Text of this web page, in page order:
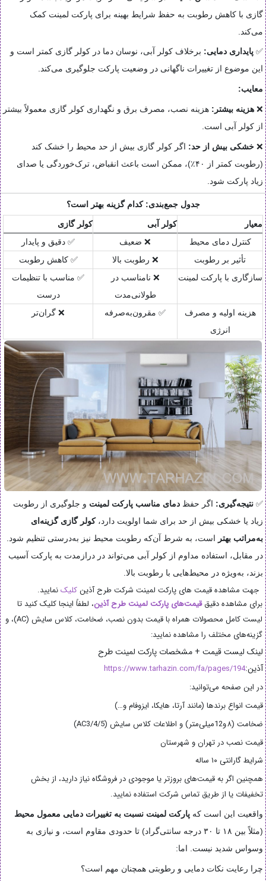
گازی با کاهش رطوبت به حفظ شرایط بهینه برای پارکت لمینت کمک
می‌کند.
✅ پایداری دمایی: برخلاف کولر آبی، نوسان دما در کولر گازی کمتر است و
این موضوع از تغییرات ناگهانی در وضعیت پارکت جلوگیری می‌کند.
معایب:
❌ هزینه بیشتر: هزینه نصب، مصرف برق و نگهداری کولر گازی معمولاً بیشتر
از کولر آبی است.
❌ خشکی بیش از حد: اگر کولر گازی بیش از حد محیط را خشک کند
(رطوبت کمتر از ۴۰٪)، ممکن است باعث انقباض، ترک‌خوردگی یا صدای
زیاد پارکت شود.
جدول جمع‌بندی: کدام گزینه بهتر است؟
معیار کولر آبی
کولر گازی
کنترل دمای محیط
❌ ضعیف
✅ دقیق و پایدار
تأثیر بر رطوبت
❌ رطوبت بالا
✅ کاهش رطوبت
سازگاری با پارکت لمینت
❌ نامناسب در
طولانی‌مدت
✅ مناسب با تنظیمات
درست
هزینه اولیه و مصرف
انرژی
✅ مقرون‌به‌صرفه ❌ گران‌تر
✅ نتیجه‌گیری: اگر حفظ دمای مناسب پارکت لمینت و جلوگیری از رطوبت
زیاد یا خشکی بیش از حد برای شما اولویت دارد،کولر گازی گزینه‌ای
به‌مراتب بهتر است، به شرط آن‌که رطوبت محیط نیز به‌درستی تنظیم شود.
در مقابل، استفاده مداوم از کولر آبی می‌تواند در درازمدت به پارکت آسیب
بزند، به‌ویژه در محیط‌هایی با رطوبت بالا.
جهت مشاهده قیمت های پارکت لمینت شرکت طرح آذینکلیکنمایید.
برای مشاهده دقیققیمت‌های پارکت لمینت طرح آذین، لطفاً اینجا کلیک کنید تا
لیست کامل محصولات همراه با قیمت بدون نصب، ضخامت، کلاس سایش (AC)، و
گزینه‌های مختلف را مشاهده نمایید:
لینک لیست قیمت + مشخصات پارکت لمینت طرح
آذین:https://www.tarhazin.com/fa/pages/194
در این صفحه می‌توانید:
قیمت انواع برندها (مانند آرتا، هایکا، ایزوفام و…)
ضخامت (۸ و12میلی‌متر) و اطلاعات کلاس سایش (AC3/4/5)
قیمت نصب در تهران و شهرستان
شرایط گارانتی ۱۰ ساله
همچنین اگر به قیمت‌های بروزتر یا موجودی در فروشگاه نیاز دارید، از بخش
تخفیفات یا از طریق تماس شرکت استفاده نمایید.
واقعیت این است که پارکت لمینت نسبت به تغییرات دمایی معمول محیط
(مثلاً بین ۱۸ تا ۳۰ درجه سانتی‌گراد) تا حدودی مقاوم است، و نیازی به
وسواس شدید نیست. اما:
چرا رعایت نکات دمایی و رطوبتی همچنان مهم است؟